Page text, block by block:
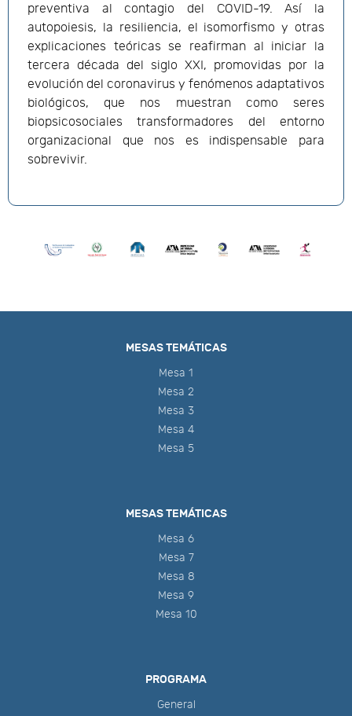
preventiva al contagio del COVID-19. Así la
autopoiesis, la resiliencia, el isomorfismo y otras
explicaciones teóricas se reafirman al iniciar la
tercera década del siglo XXI, promovidas por la
evolución del coronavirus y fenómenos adaptativos
biológicos, que nos muestran como seres
biopsicosociales transformadores del entorno
organizacional que nos es indispensable para
sobrevivir.
MESAS TEMÁTICAS
Mesa 1
Mesa 2
Mesa 3
Mesa 4
Mesa 5
MESAS TEMÁTICAS
Mesa 6
Mesa 7
Mesa 8
Mesa 9
Mesa 10
PROGRAMA
General